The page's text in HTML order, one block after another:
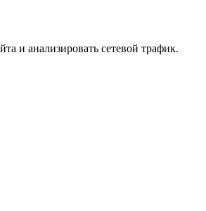
и анализировать сетевой трафик.